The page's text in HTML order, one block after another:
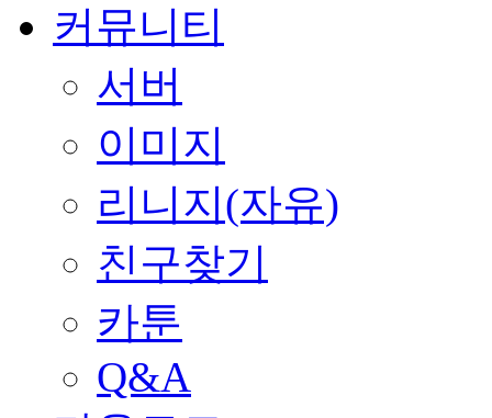
커뮤니티
서버
이미지
리니지(자유)
친구찾기
카툰
Q&A